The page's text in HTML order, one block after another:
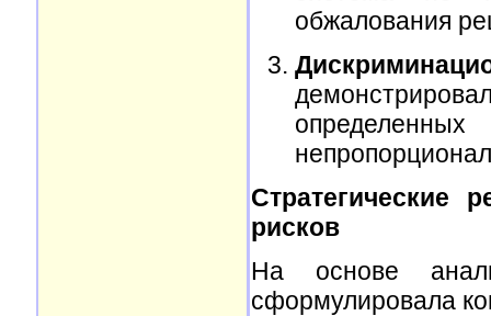
обжалования
Стратегические
рисков
На основе
сформулировала